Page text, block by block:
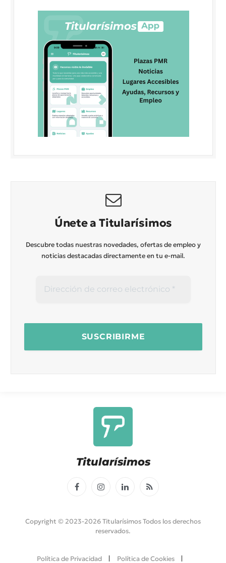
Únete a Titularísimos
Descubre todas nuestras novedades, ofertas de empleo y
noticias destacadas directamente en tu e-mail.
Titularísimos
FacebookInstagramLinkedInRSS
Copyright © 2023-2026 Titularísimos Todos los derechos
reservados.
Política de Privacidad Política de Cookies